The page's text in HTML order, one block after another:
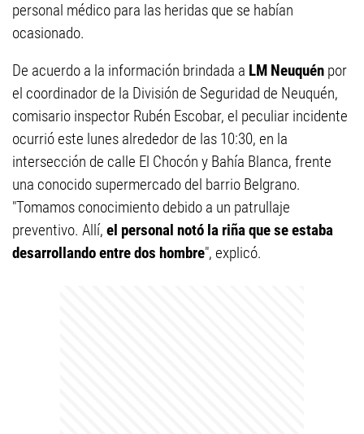
personal médico para las heridas que se habían
ocasionado.
De acuerdo a la información brindada a LM Neuquén por
el coordinador de la División de Seguridad de Neuquén,
comisario inspector Rubén Escobar, el peculiar incidente
ocurrió este lunes alrededor de las 10:30, en la
intersección de calle El Chocón y Bahía Blanca, frente
una conocido supermercado del barrio Belgrano.
"Tomamos conocimiento debido a un patrullaje
preventivo. Allí, el personal notó la riña que se estaba
desarrollando entre dos hombre", explicó.